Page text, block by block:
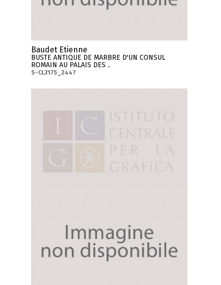
Baudet Etienne
BUSTE ANTIQUE DE MARBRE D'UN CONSUL
ROMAIN AU PALAIS DES ..
S-CL3175_2447